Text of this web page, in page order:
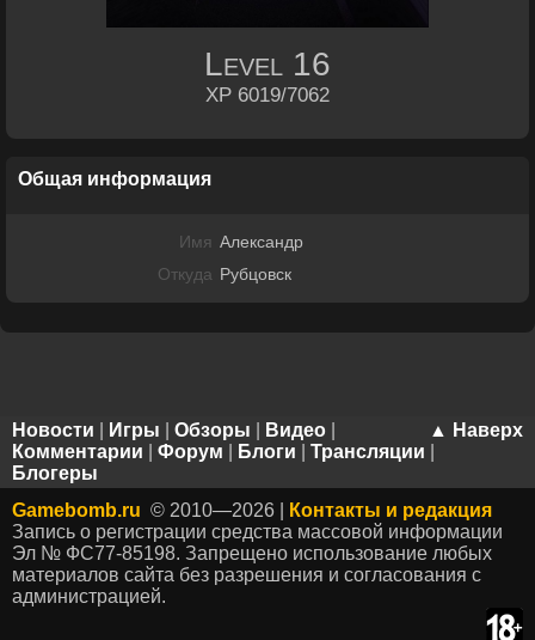
Level 16
XP 6019/7062
Общая информация
Имя Александр
Откуда Рубцовск
▲ Наверх
Новости Игры Обзоры Видео
Комментарии
Форум Блоги Трансляции
Блогеры
Gamebomb.ru © 2010—2026 |
Контакты и редакция
Запись о регистрации средства массовой информации
Эл № ФС77-85198. Запрещено использование любых
материалов сайта без разрешения и согласования с
администрацией.